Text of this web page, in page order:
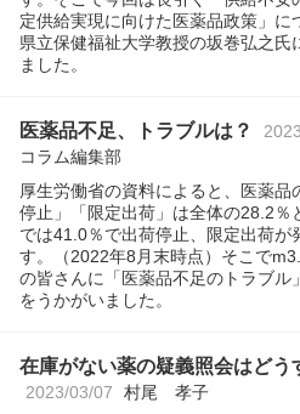
定供給実現に向けた医薬品政策」に
県立保健福祉大学教授の坂巻弘之氏
ました。
医薬品不足、トラブルは？
コラム編集部
厚生労働省の資料によると、医薬品
停止」「限定出荷」は全体の28.2％
では41.0％で出荷停止、限定出荷が
す。（2022年8月末時点）そこで
の皆さんに「医薬品不足のトラブル
をうかがいました。
在庫がない薬の疑義照会はどう
2023/03/07 村尾 孝子